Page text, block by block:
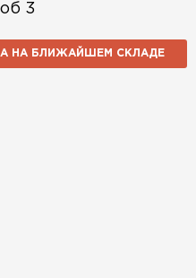
3
НА БЛИЖАЙШЕМ СКЛАДЕ